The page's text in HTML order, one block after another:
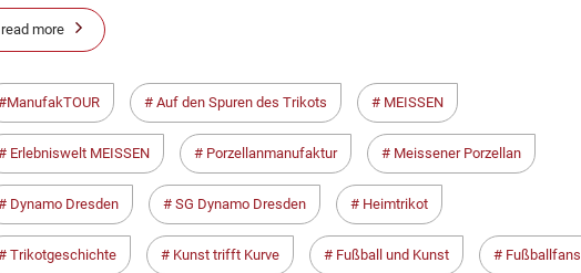
read more
ManufakTOUR Auf den Spuren des Trikots MEISSEN
Erlebniswelt MEISSEN Porzellanmanufaktur Meissener Porzellan
Dynamo Dresden SG Dynamo Dresden Heimtrikot
Trikotgeschichte Kunst trifft Kurve Fußball und Kunst Fußballfans